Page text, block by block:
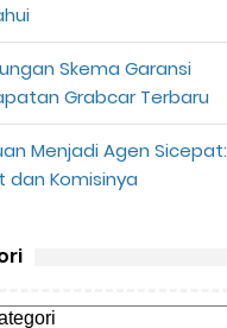
Skema Garansi
Grabcar Terbaru
Menjadi Agen Sicepat:
dan Komisinya